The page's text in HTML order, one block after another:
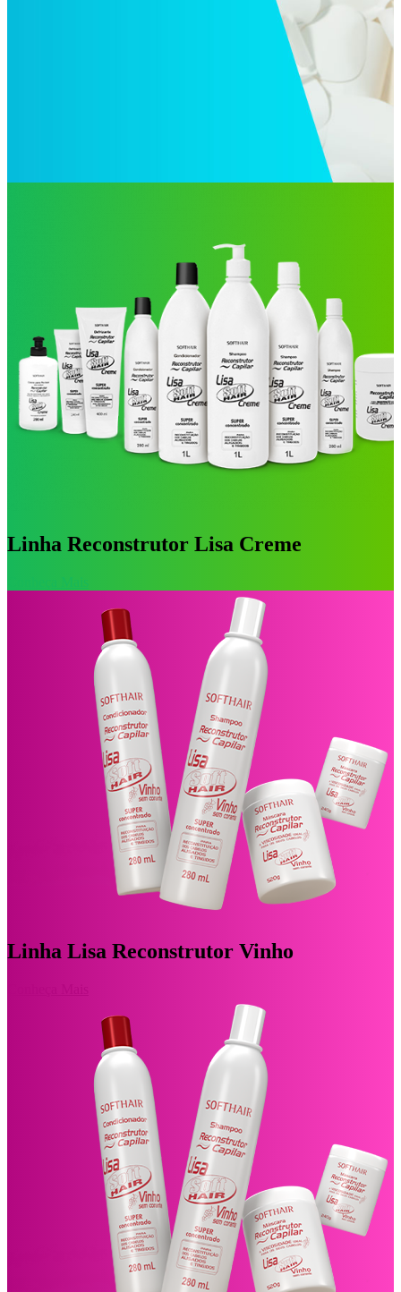
Linha Reconstrutor Lisa Creme
Linha Lisa Reconstrutor Vinho